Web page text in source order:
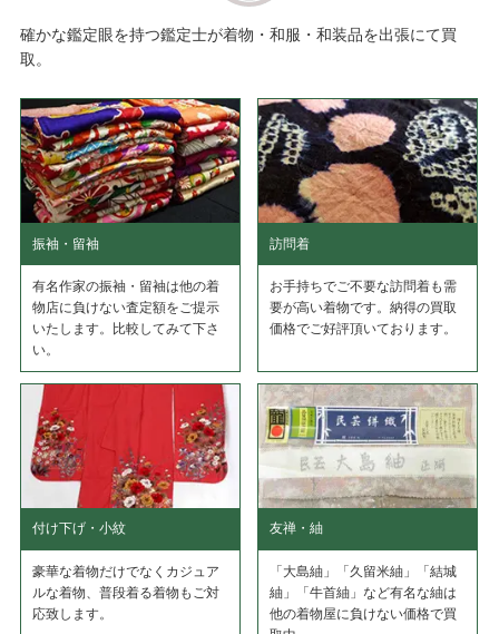
確かな鑑定眼を持つ鑑定士が着物・和服・和装品を出張にて買
取。
振袖・留袖
有名作家の振袖・留袖は他の着
物店に負けない査定額をご提示
いたします。比較してみて下さ
い。
訪問着
お手持ちでご不要な訪問着も需
要が高い着物です。納得の買取
価格でご好評頂いております。
付け下げ・小紋
豪華な着物だけでなくカジュア
ルな着物、普段着る着物もご対
応致します。
友禅・紬
「大島紬」「久留米紬」「結城
紬」「牛首紬」など有名な紬は
他の着物屋に負けない価格で買